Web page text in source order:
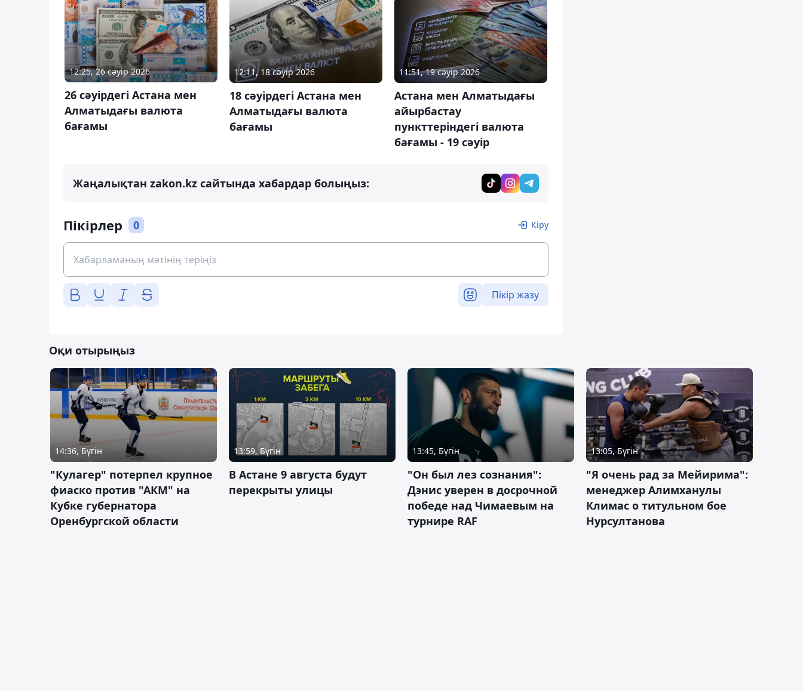
12:25, 26 сәуір 2026
26 сәуірдегі Астана мен
Алматыдағы валюта
бағамы
12:11, 18 сәуір 2026
18 сәуірдегі Астана мен
Алматыдағы валюта
бағамы
11:51, 19 сәуір 2026
Астана мен Алматыдағы
айырбастау
пункттеріндегі валюта
бағамы - 19 сәуір
Жаңалықтан zakon.kz сайтында хабардар болыңыз:
Пікірлер 0 Кіру
Пікір жазу
Оқи отырыңыз
14:36, Бүгін
"Кулагер" потерпел крупное
фиаско против "АКМ" на
Кубке губернатора
Оренбургской области
13:59, Бүгін
В Астане 9 августа будут
перекрыты улицы
13:45, Бүгін
"Он был лез сознания":
Дэнис уверен в досрочной
победе над Чимаевым на
турнире RAF
13:05, Бүгін
"Я очень рад за Мейирима":
менеджер Алимханулы
Климас о титульном бое
Нурсултанова